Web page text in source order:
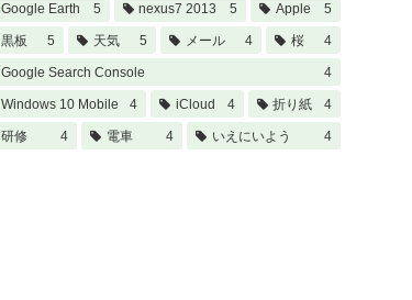
Google Earth 5 nexus7 2013 5 Apple 5
黒板 5 天気 5 メール 4 桜 4
Google Search Console 4
Windows 10 Mobile 4 iCloud 4 折り紙 4
研修 4 電車 4 いえにいよう 4